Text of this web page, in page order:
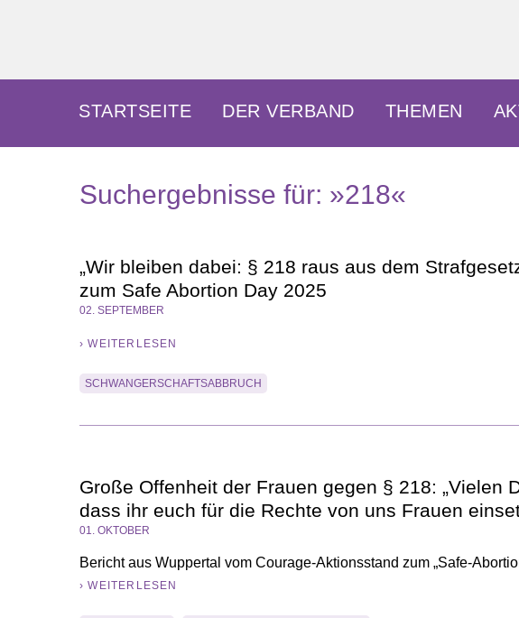
STARTSEITE DER VERBAND THEMEN
Suchergebnisse für: »218«
„Wir bleiben dabei: § 218 raus aus dem
zum Safe Abortion Day 2025
02. SEPTEMBER
› WEITERLESEN
SCHWANGERSCHAFTSABBRUCH
Große Offenheit der Frauen gegen § 218: „Vielen
dass ihr euch für die Rechte von uns Frauen
01. OKTOBER
Bericht aus Wuppertal vom Courage-Aktionsstand zum „Safe-
› WEITERLESEN